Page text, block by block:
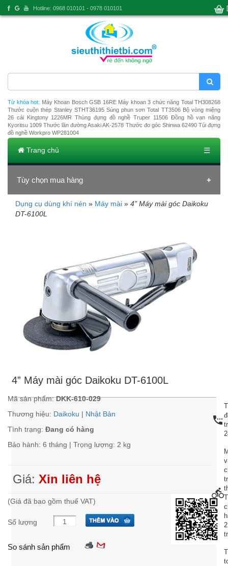
Từ khóa hot: Máy Khoan Bosch GSB 16RE Máy khoan 3 chức năng Total TH308268
Thước cuộn thép Stanley STHT36195 Súng phun sơn Total TT3506 Bộ vòng miệng
26 cái Kingtony 1226MR Thùng đựng đồ nghề Truper 11506 Đồng hồ vạn năng
Kyoritsu 1009 Thước lăn đường Asaki AK-2578 Thước đo góc Shinwa 62490 Túi đựng
đồ nghề Workpro WP281004
Trang chủ ☰
Tùy chọn mua hàng
Đang tải dữ liệu
Dụng cụ dùng khí nén » Máy mài » 4” Máy mài góc Daikoku
DT-6100L
4” Máy mài góc Daikoku DT-6100L
Mã sản phẩm:DKK-610-029
Thương hiệu: Daikoku | Nhật Bản
Tình trạng: Đang có hàng
Bảo hành: 6 tháng | Trọng lượng: 2 kg
Giá: Xin liên hệ
(Giá đã bao gồm thuế VAT)
Số lượng
So sánh sản phẩm
settings_phone
directions_bike
Hotline: 0968 010101 - 0978 010101